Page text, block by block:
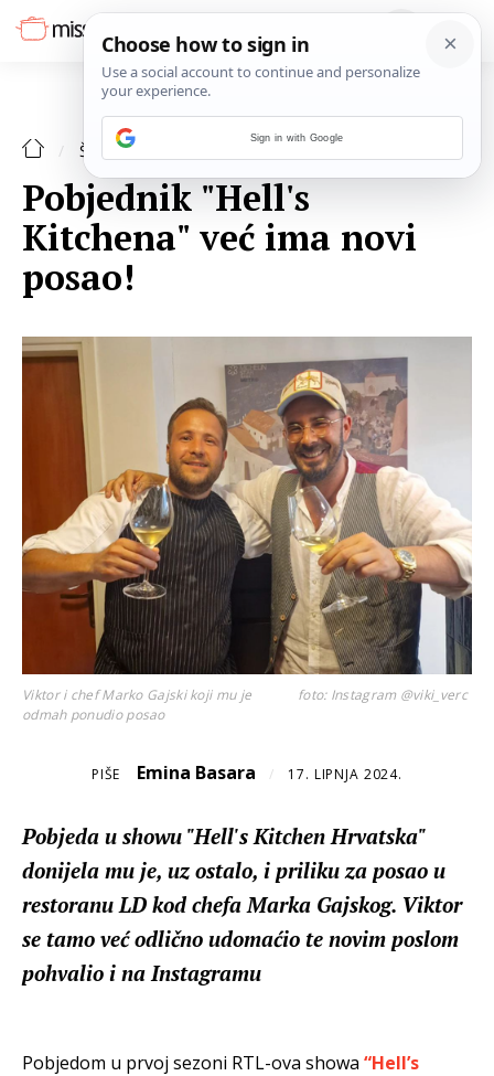
ŠPAJZA
Pobjednik "Hell's
Kitchena" već ima novi
posao!
Viktor i chef Marko Gajski koji mu je
odmah ponudio posao
foto: Instagram @viki_verc
PIŠE Emina Basara / 17. LIPNJA 2024.
Pobjeda u showu "Hell's Kitchen Hrvatska"
donijela mu je, uz ostalo, i priliku za posao u
restoranu LD kod chefa Marka Gajskog. Viktor
se tamo već odlično udomaćio te novim poslom
pohvalio i na Instagramu
Pobjedom u prvoj sezoni RTL-ova showa “Hell’s
Sign in with Google